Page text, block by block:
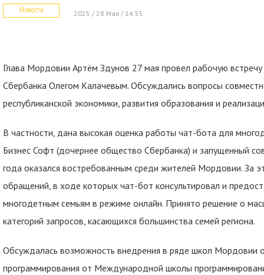
Новости 2025 / 28 Мая / 14:55
Глава Мордовии Артём Здунов 27 мая провел рабочую
Сбербанка Олегом Калачевым. Обсуждались вопросы
республиканской экономики, развития образования и
В частности, дана высокая оценка работы чат-бота для
Бизнес Софт (дочернее общество Сбербанка) и запущенный
года оказался востребованным среди жителей Мордовии. За
обращений, в ходе которых чат-бот консультировал и
многодетным семьям в режиме онлайн. Принято решение о
категорий запросов, касающихся большинства семей региона.
Обсуждалась возможность внедрения в ряде школ Мордовии
программирования от Международной школы